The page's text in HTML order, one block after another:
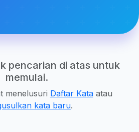
pencarian di atas untuk
memulai.
menelusuri Daftar Kataatau
kata baru.